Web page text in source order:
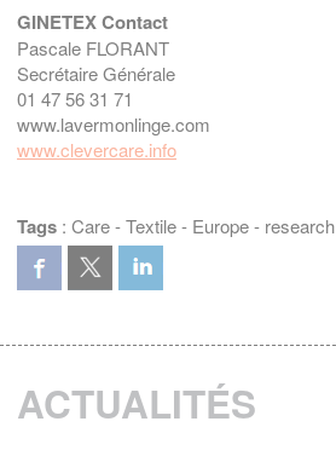
GINETEX Contact
Pascale FLORANT
Secrétaire Générale
01 47 56 31 71
www.lavermonlinge.com
www.clevercare.info
Tags : Care-Textile- Europe- research
ACTUALITÉS